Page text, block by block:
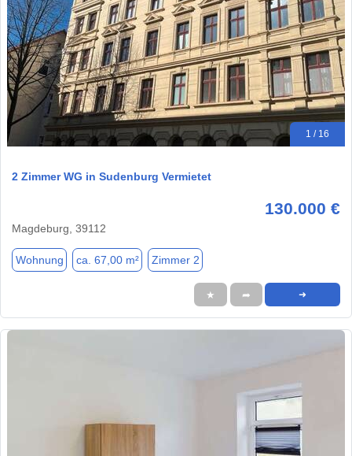
1 / 16
2 Zimmer WG in Sudenburg Vermietet
130.000 €
Magdeburg, 39112
Wohnung ca. 67,00 m² Zimmer 2
★ ➦ ➜